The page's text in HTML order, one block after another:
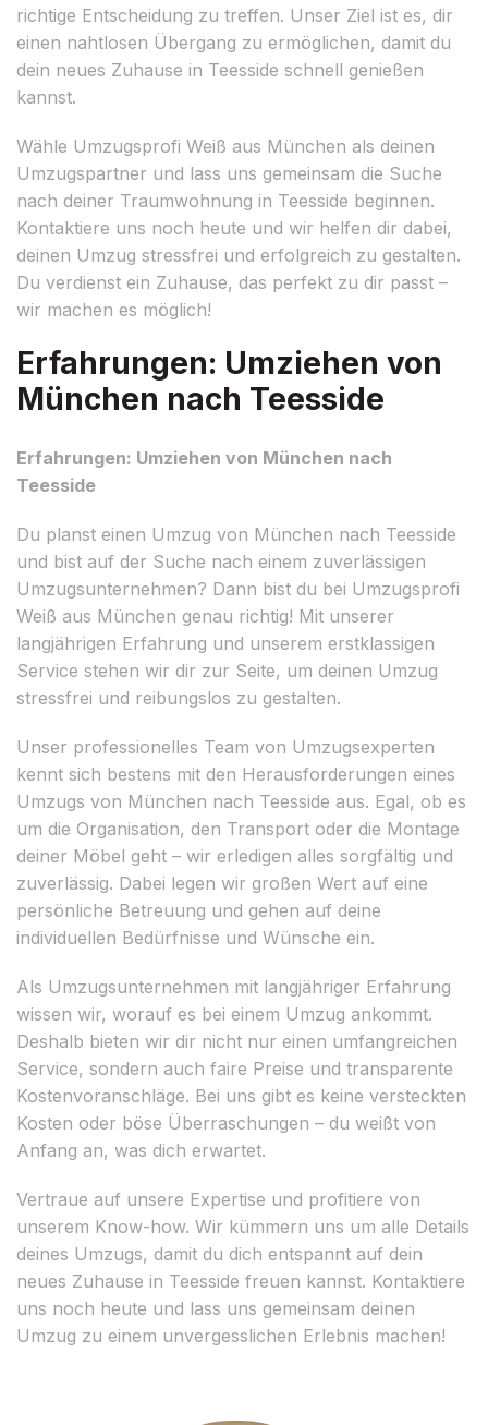
richtige Entscheidung zu treffen. Unser Ziel ist es, dir
einen nahtlosen Übergang zu ermöglichen, damit du
dein neues Zuhause in Teesside schnell genießen
kannst.
Wähle Umzugsprofi Weiß aus München als deinen
Umzugspartner und lass uns gemeinsam die Suche
nach deiner Traumwohnung in Teesside beginnen.
Kontaktiere uns noch heute und wir helfen dir dabei,
deinen Umzug stressfrei und erfolgreich zu gestalten.
Du verdienst ein Zuhause, das perfekt zu dir passt –
wir machen es möglich!
Erfahrungen: Umziehen von
München nach Teesside
Erfahrungen: Umziehen von München nach
Teesside
Du planst einen Umzug von München nach Teesside
und bist auf der Suche nach einem zuverlässigen
Umzugsunternehmen? Dann bist du bei Umzugsprofi
Weiß aus München genau richtig! Mit unserer
langjährigen Erfahrung und unserem erstklassigen
Service stehen wir dir zur Seite, um deinen Umzug
stressfrei und reibungslos zu gestalten.
Unser professionelles Team von Umzugsexperten
kennt sich bestens mit den Herausforderungen eines
Umzugs von München nach Teesside aus. Egal, ob es
um die Organisation, den Transport oder die Montage
deiner Möbel geht – wir erledigen alles sorgfältig und
zuverlässig. Dabei legen wir großen Wert auf eine
persönliche Betreuung und gehen auf deine
individuellen Bedürfnisse und Wünsche ein.
Als Umzugsunternehmen mit langjähriger Erfahrung
wissen wir, worauf es bei einem Umzug ankommt.
Deshalb bieten wir dir nicht nur einen umfangreichen
Service, sondern auch faire Preise und transparente
Kostenvoranschläge. Bei uns gibt es keine versteckten
Kosten oder böse Überraschungen – du weißt von
Anfang an, was dich erwartet.
Vertraue auf unsere Expertise und profitiere von
unserem Know-how. Wir kümmern uns um alle Details
deines Umzugs, damit du dich entspannt auf dein
neues Zuhause in Teesside freuen kannst. Kontaktiere
uns noch heute und lass uns gemeinsam deinen
Umzug zu einem unvergesslichen Erlebnis machen!